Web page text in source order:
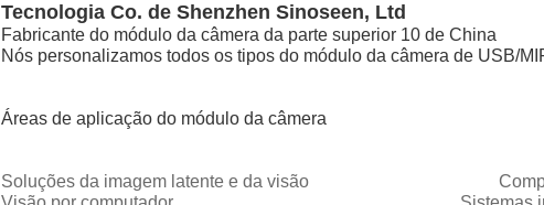
Tecnologia Co. de Shenzhen Sinoseen, Ltd
Fabricante do módulo da câmera da parte superior 10 de China
Nós personalizamos todos os tipos do módulo da câmera de USB/
Áreas de aplicação do módulo da câmera
Soluções da imagem latente e da visão Complexo